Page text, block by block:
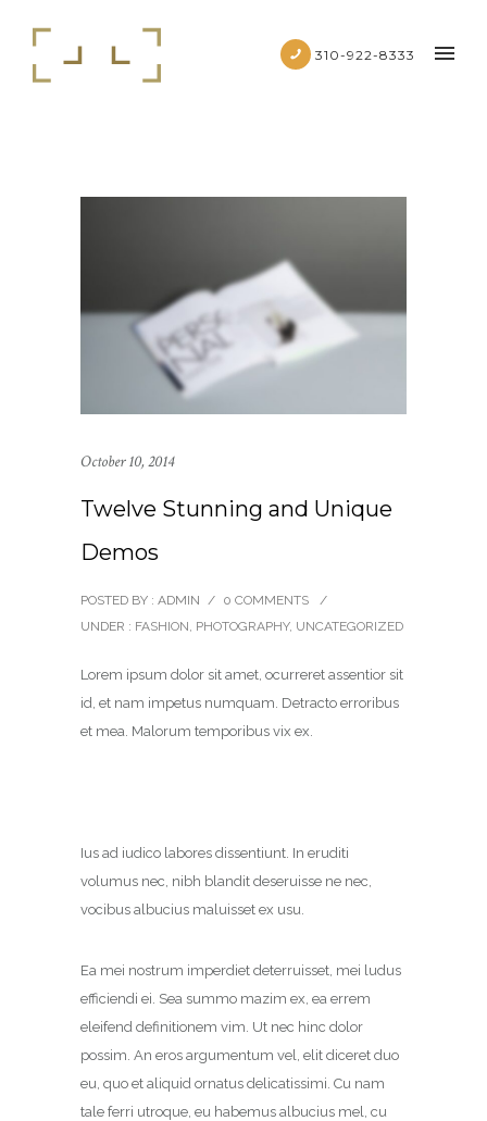
310-922-8333
October 10, 2014
Twelve Stunning and Unique
Demos
POSTED BY : ADMIN / 0 COMMENTS
/
UNDER : FASHION, PHOTOGRAPHY, UNCATEGORIZED
Lorem ipsum dolor sit amet, ocurreret assentior sit
id, et nam impetus numquam. Detracto erroribus
et mea. Malorum temporibus vix ex.
Ius ad iudico labores dissentiunt. In eruditi
volumus nec, nibh blandit deseruisse ne nec,
vocibus albucius maluisset ex usu.
Ea mei nostrum imperdiet deterruisset, mei ludus
efficiendi ei. Sea summo mazim ex, ea errem
eleifend definitionem vim. Ut nec hinc dolor
possim. An eros argumentum vel, elit diceret duo
eu, quo et aliquid ornatus delicatissimi. Cu nam
tale ferri utroque, eu habemus albucius mel, cu